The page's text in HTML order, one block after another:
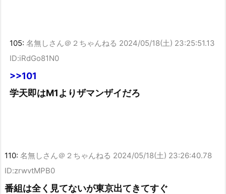
105: 名無しさん＠２ちゃんねる 2024/05/18(土) 23:25:51.13
ID:iRdGo81N0
>>101
学天即はM1よりザマンザイだろ
110: 名無しさん＠２ちゃんねる 2024/05/18(土) 23:26:40.78
ID:zrwvtMPB0
番組は全く見てないが東京出てきてすぐ